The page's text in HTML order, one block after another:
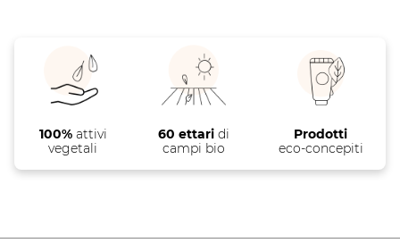
100%attivi
vegetali
60 ettaridi
campi bio
Prodotti
eco-concepiti